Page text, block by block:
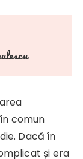
comun
Dacă în
și era